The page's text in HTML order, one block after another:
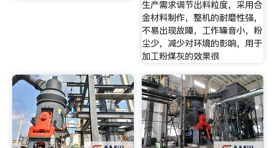
生产需求调节出料粒度，采用合
金材料制作，整机的耐磨性强，
不易出现故障，工作噪音小，粉
尘少，减少对环境的影响，用于
加工粉煤灰的效果很